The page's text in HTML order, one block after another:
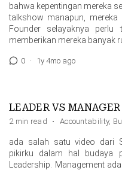
bahwa kepentingan mereka
talkshow manapun,
Founder selayaknya perlu
memberikan mereka banyak
0 · 1y 4mo ago
LEADER VS MANAGER
2 min read · Accountability,
ada salah satu video dari
pikirku dalam hal budaya
Leadership. Management